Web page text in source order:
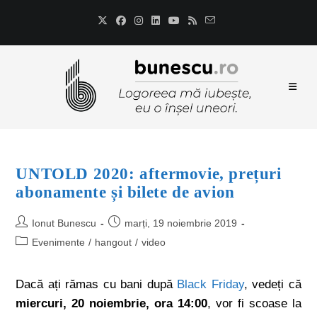
UNTOLD 2020: aftermovie, prețuri
abonamente și bilete de avion
Ionut Bunescu
marți, 19 noiembrie 2019
Evenimente / hangout / video
Dacă ați rămas cu bani după Black Friday, vedeți că
miercuri, 20 noiembrie, ora 14:00, vor fi scoase la